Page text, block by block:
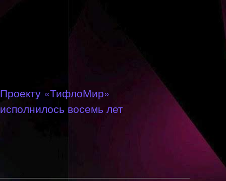
Проекту «ТифлоМир»
исполнилось восемь лет